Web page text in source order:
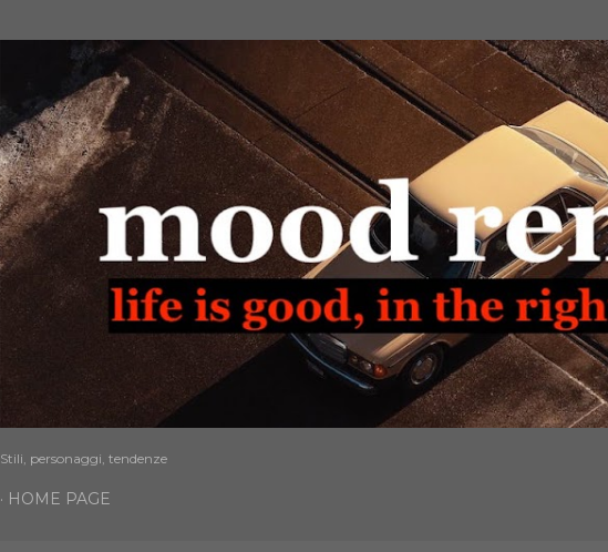
Stili, personaggi, tendenze
HOME PAGE